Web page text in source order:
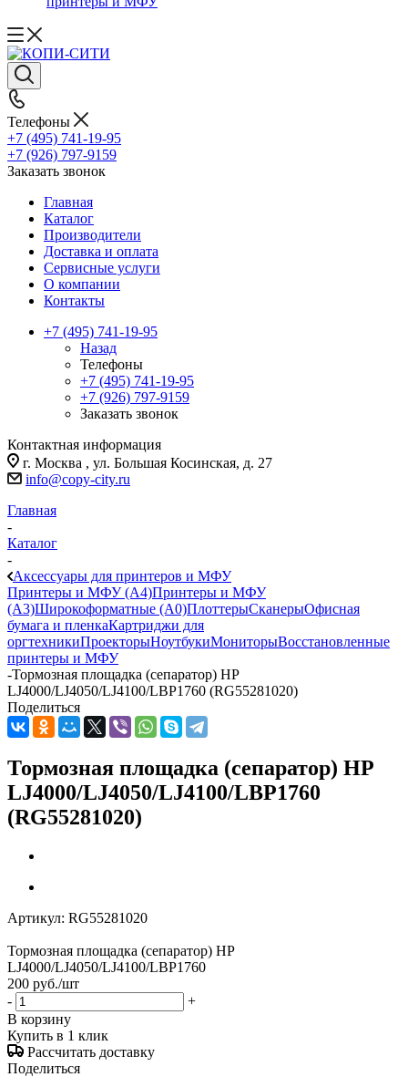
Телефоны
+7 (495) 741-19-95
+7 (926) 797-9159
Заказать звонок
Главная
Каталог
Производители
Доставка и оплата
Сервисные услуги
О компании
Контакты
+7 (495) 741-19-95
Назад
Телефоны
+7 (495) 741-19-95
+7 (926) 797-9159
Заказать звонок
Контактная информация
г. Москва , ул. Большая Косинская, д. 27
info@copy-city.ru
Главная
-
Каталог
-
Аксессуары для принтеров и МФУ
Принтеры и МФУ (А4)Принтеры и МФУ
(А3)Широкоформатные (А0)ПлоттерыСканерыОфисная
бумага и пленкаКартриджи для
оргтехникиПроекторыНоутбукиМониторыВосстановленные
принтеры и МФУ
-Тормозная площадка (сепаратор) HP
LJ4000/LJ4050/LJ4100/LBP1760 (RG55281020)
Поделиться
Тормозная площадка (сепаратор) HP
LJ4000/LJ4050/LJ4100/LBP1760
(RG55281020)
Артикул: RG55281020
Тормозная площадка (сепаратор) HP
LJ4000/LJ4050/LJ4100/LBP1760
200 руб./шт
-
+
В корзину
Купить в 1 клик
Рассчитать доставку
Поделиться